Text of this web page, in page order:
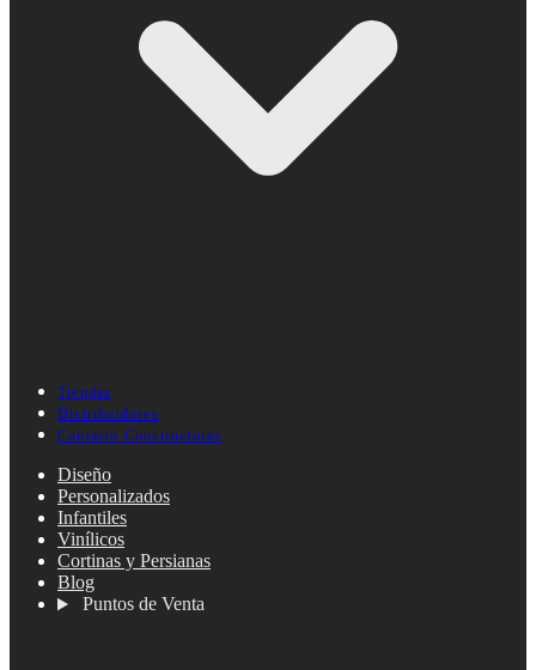
Tiendas
Distribuidores
Contacto Constructoras
Diseño
Personalizados
Infantiles
Vinílicos
Cortinas y Persianas
Blog
Puntos de Venta